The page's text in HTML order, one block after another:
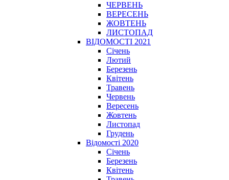
ЧЕРВЕНЬ
ВЕРЕСЕНЬ
ЖОВТЕНЬ
ЛИСТОПАД
ВІДОМОСТІ 2021
Січень
Лютий
Березень
Квітень
Травень
Червень
Вересень
Жовтень
Листопад
Грудень
Відомості 2020
Січень
Березень
Квітень